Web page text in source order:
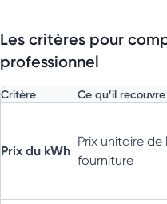
Les critères pour
professionnel
Critère Ce qu’il recouvre
Prix du kWh
Prix unitaire de
fourniture